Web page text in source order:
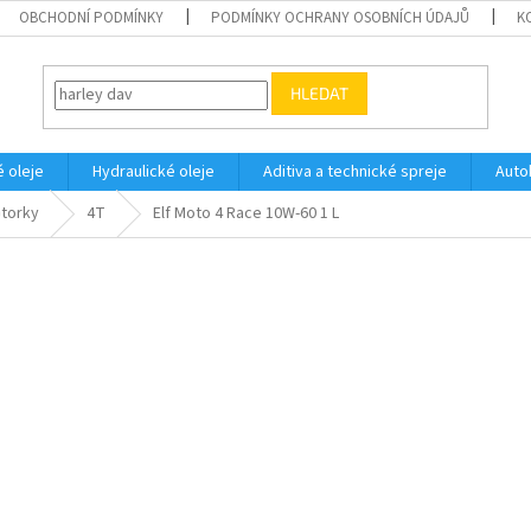
OBCHODNÍ PODMÍNKY PODMÍNKY OCHRANY OSOBNÍCH ÚDAJŮ
HLEDAT
oleje Hydraulické oleje Aditiva a technické spreje
4T Elf Moto 4 Race 10W-60 1 L